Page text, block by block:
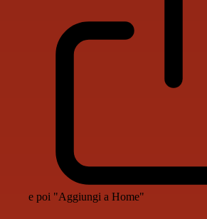
e poi "Aggiungi a Home"